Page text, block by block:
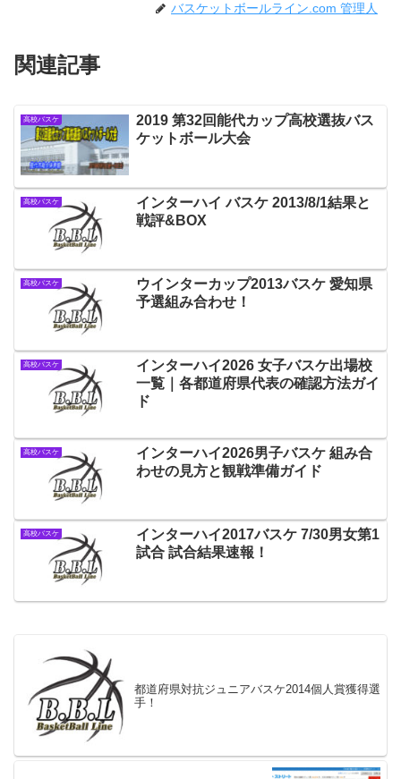
バスケットボールライン.com 管理人
関連記事
高校バスケ
2019 第32回能代カップ高校選抜バス
ケットボール大会
高校バスケ
インターハイ バスケ 2013/8/1結果と
戦評&BOX
高校バスケ
ウインターカップ2013バスケ 愛知県
予選組み合わせ！
高校バスケ
インターハイ2026 女子バスケ出場校
一覧｜各都道府県代表の確認方法ガイ
ド
高校バスケ
インターハイ2026男子バスケ 組み合
わせの見方と観戦準備ガイド
高校バスケ
インターハイ2017バスケ 7/30男女第1
試合 試合結果速報！
都道府県対抗ジュニアバスケ2014個人賞獲得選
手！